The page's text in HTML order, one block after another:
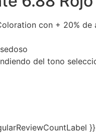
con + 20%
del tono
}}